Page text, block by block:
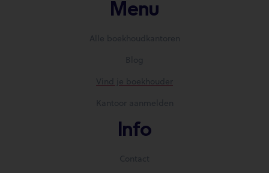
Menu
Alle boekhoudkantoren
Blog
Vind je boekhouder
Kantoor aanmelden
Info
Contact